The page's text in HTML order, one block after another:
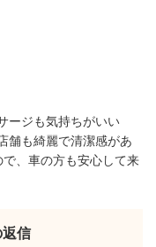
ージも気持ちがいい
舗も綺麗で清潔感があ
、車の方も安心して来
信